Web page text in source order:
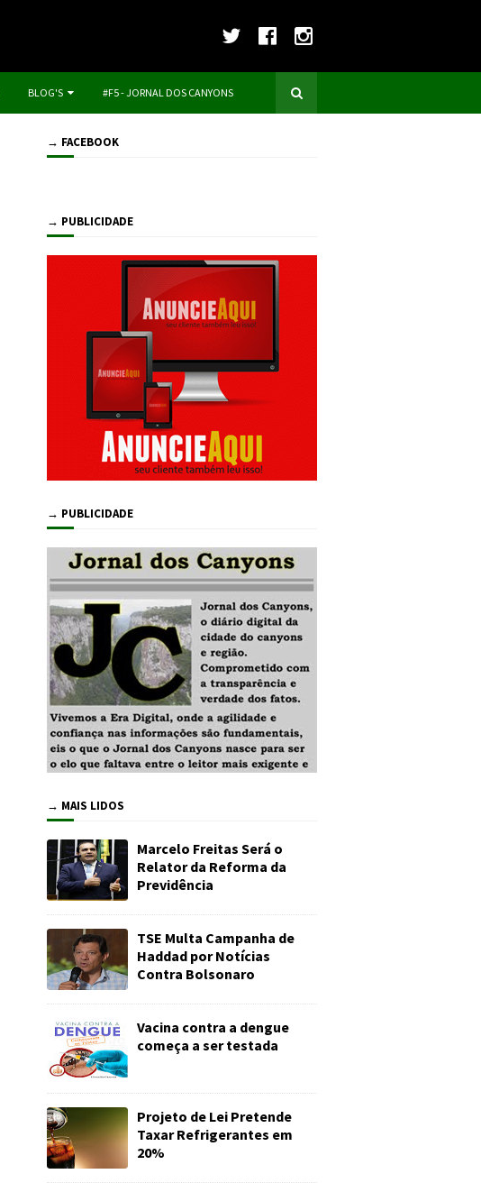
BLOG'S #F5 - JORNAL DOS CANYONS
→ FACEBOOK
→ PUBLICIDADE
→ PUBLICIDADE
→ MAIS LIDOS
Marcelo Freitas Será o
Relator da Reforma da
Previdência
TSE Multa Campanha de
Haddad por Notícias
Contra Bolsonaro
Vacina contra a dengue
começa a ser testada
Projeto de Lei Pretende
Taxar Refrigerantes em
20%